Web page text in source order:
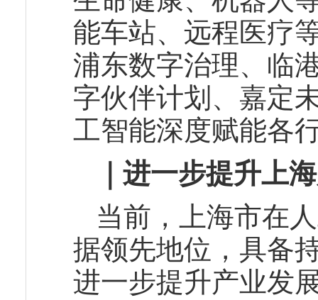
能车站、远程医疗
浦东数字治理、临
字伙伴计划、嘉定
工智能深度赋能各
｜进一步提升上
当前，上海市在
据领先地位，具备
进一步提升产业发